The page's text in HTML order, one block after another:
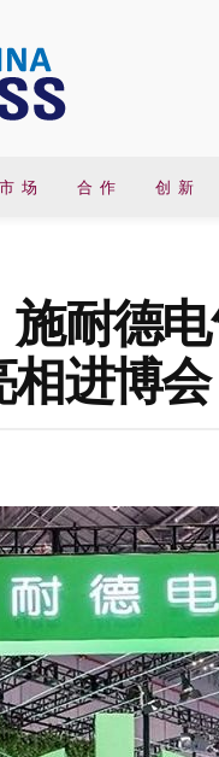
市 场 合 作 创 新
耐德
进博会